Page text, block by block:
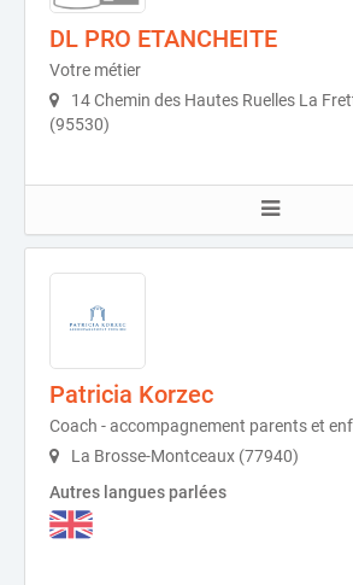
DL PRO ETANCHEITE
Votre métier
14 Chemin des Hautes Ruelles La
(95530)
Patricia Korzec
Coach - accompagnement parents et
La Brosse-Montceaux (77940)
Autres langues parlées